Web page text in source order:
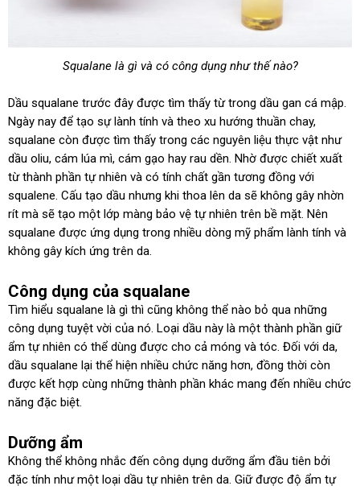
Squalane là gì và có công dụng như thế nào?
Dầu squalane trước đây được tìm thấy từ trong dầu gan cá mập.
Ngày nay để tạo sự lành tính và theo xu hướng thuần chay,
squalane còn được tìm thấy trong các nguyên liệu thực vật như
dầu oliu, cám lúa mì, cám gạo hay rau dền. Nhờ được chiết xuất
từ thành phần tự nhiên và có tính chất gần tương đồng với
squalene. Cấu tạo dầu nhưng khi thoa lên da sẽ không gây nhờn
rít mà sẽ tạo một lớp màng bảo vệ tự nhiên trên bề mặt. Nên
squalane được ứng dụng trong nhiều dòng mỹ phẩm lành tính và
không gây kích ứng trên da.
Công dụng của squalane
Tìm hiểu squalane là gì thì cũng không thể nào bỏ qua những
công dụng tuyệt vời của nó. Loại dầu này là một thành phần giữ
ẩm tự nhiên có thể dùng được cho cả móng và tóc. Đối với da,
dầu squalane lại thể hiện nhiều chức năng hơn, đồng thời còn
được kết hợp cùng những thành phần khác mang đến nhiều chức
năng đặc biệt.
Dưỡng ẩm
Không thể không nhắc đến công dụng dưỡng ẩm đầu tiên bởi
đặc tính như một loại dầu tự nhiên trên da. Giữ được độ ẩm tự